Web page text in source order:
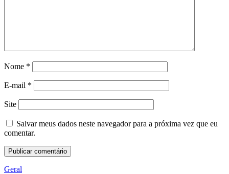
Nome *
E-mail *
Site
Salvar meus dados neste navegador para a próxima vez que eu
comentar.
Geral